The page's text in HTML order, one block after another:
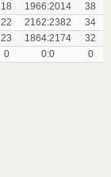
18 1966:2014
38
22 2162:2382
34
23 1864:2174
32
0 0:0 0